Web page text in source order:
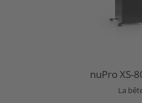
nuPro XS-
La